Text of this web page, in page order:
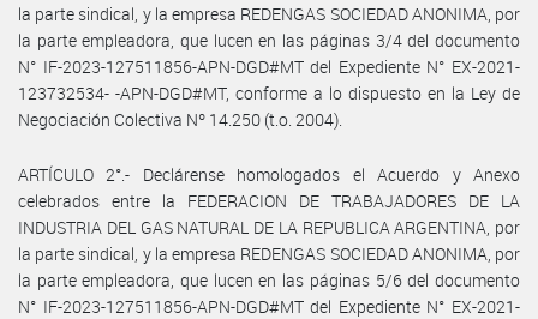
la parte sindical, y la empresa REDENGAS SOCIEDAD ANONIMA, por
la parte empleadora, que lucen en las páginas 3/4 del documento
N° IF-2023-127511856-APN-DGD#MT del Expediente N° EX-2021-
123732534- -APN-DGD#MT, conforme a lo dispuesto en la Ley de
Negociación Colectiva Nº 14.250 (t.o. 2004).
ARTÍCULO 2°.- Declárense homologados el Acuerdo y Anexo
celebrados entre la FEDERACION DE TRABAJADORES DE LA
INDUSTRIA DEL GAS NATURAL DE LA REPUBLICA ARGENTINA, por
la parte sindical, y la empresa REDENGAS SOCIEDAD ANONIMA, por
la parte empleadora, que lucen en las páginas 5/6 del documento
N° IF-2023-127511856-APN-DGD#MT del Expediente N° EX-2021-